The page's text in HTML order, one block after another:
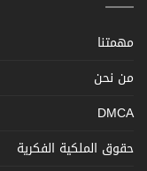
مهمتنا
من نحن
DMCA
حقوق الملكية الفكرية